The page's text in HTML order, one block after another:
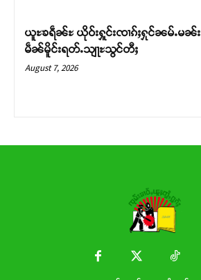
ယူႊၶရဵၼ်ႊ ယိုဝ်းႁူင်းၸၢၵ်ႈႁုင်ၼမ်ႉမၼ်း
မဵၼ်မိူင်းရတ်ႉသျႃႊသွင်တီႈ
August 7, 2026